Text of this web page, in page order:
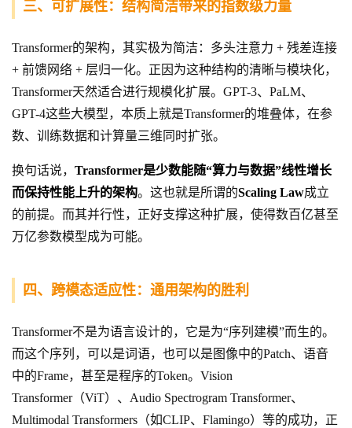
三、可扩展性：结构简洁带来的指数级力量
Transformer的架构，其实极为简洁：多头注意力 + 残差连接
+ 前馈网络 + 层归一化。正因为这种结构的清晰与模块化，
Transformer天然适合进行规模化扩展。GPT-3、PaLM、
GPT-4这些大模型，本质上就是Transformer的堆叠体，在参
数、训练数据和计算量三维同时扩张。
换句话说， Transformer是少数能随“算力与数据”线性增长
而保持性能上升的架构。这也就是所谓的Scaling Law成立
的前提。而其并行性，正好支撑这种扩展，使得数百亿甚至
万亿参数模型成为可能。
四、跨模态适应性：通用架构的胜利
Transformer不是为语言设计的，它是为“序列建模”而生的。
而这个序列，可以是词语，也可以是图像中的Patch、语音
中的Frame，甚至是程序的Token。Vision
Transformer（ViT）、Audio Spectrogram Transformer、
Multimodal Transformers（如CLIP、Flamingo）等的成功，正